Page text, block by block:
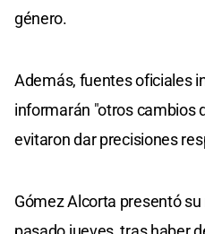
género.
Además, fuentes oficiales
informarán "otros cambios
evitaron dar precisiones
Gómez Alcorta presentó